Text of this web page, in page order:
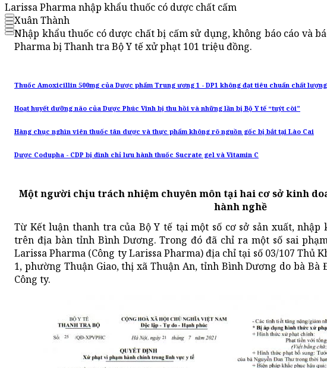
Larissa Pharma nhập khẩu thuốc có dược chất cấm
Xuân Thành
Nhập khẩu thuốc có dược chất bị cấm sử dụng, không báo cáo và
Pharma bị Thanh tra Bộ Y tế xử phạt 101 triệu đồng.
Thuốc Amoxicillin 500mg của Dược phẩm Trung ương 1 - DP1 không đạt tiêu chuẩn chất lượng
Hoạt huyết dưỡng não của Dược Phúc Vinh bị thu hồi và những lần bị Bộ Y tế “tuýt còi”
Hàng chục nghìn viên thuốc tân dược và thực phẩm không rõ nguồn gốc bị bắt tại Lào Cai
Dược Codupha - CDP bị đình chỉ lưu hành thuốc Sucrate gel và Vitamin C
Một người chịu trách nhiệm chuyên môn tại hai cơ sở kinh
hành nghề
Từ Kết luận thanh tra của Bộ Y tế tại một số cơ sở sản xuất,
trên địa bàn tỉnh Bình Dương. Trong đó đã chỉ ra một số sai
Larissa Pharma (Công ty Larissa Pharma) địa chỉ tại số 03/107 Thủ
1, phường Thuận Giao, thị xã Thuận An, tỉnh Bình Dương do bà Bà
Công ty.